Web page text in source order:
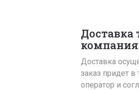
Доставка
заказ придет
оператор и